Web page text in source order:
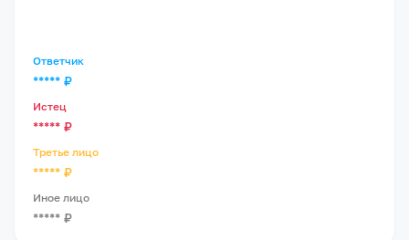
Ответчик
***** ₽
Истец
***** ₽
Третье лицо
***** ₽
Иное лицо
***** ₽